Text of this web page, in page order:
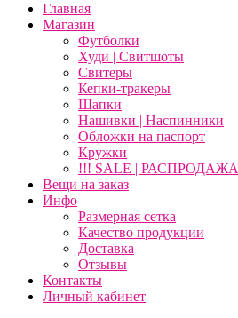
Главная
Магазин
Футболки
Худи | Свитшоты
Свитеры
Кепки-тракеры
Шапки
Нашивки | Наспинники
Обложки на паспорт
Кружки
!!! SALE | РАСПРОДАЖА
Вещи на заказ
Инфо
Размерная сетка
Качество продукции
Доставка
Отзывы
Контакты
Личный кабинет